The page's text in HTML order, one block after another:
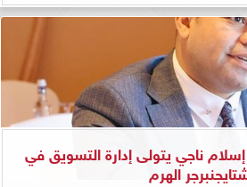
ناجي يتولى إدارة التسويق في
الهرم